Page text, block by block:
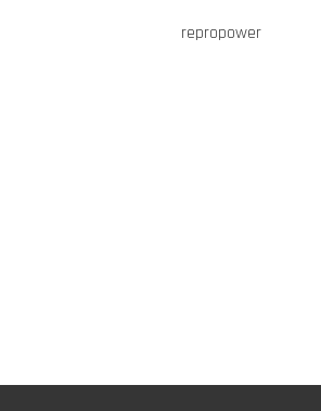
repropower